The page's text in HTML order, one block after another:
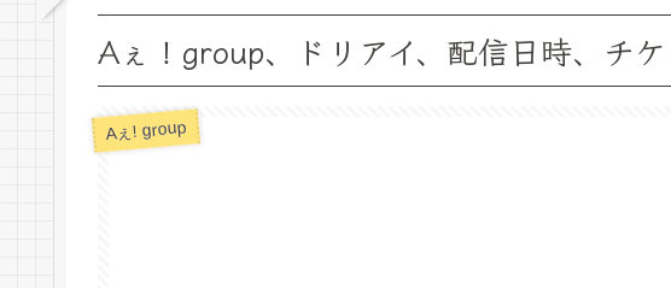
Aぇ！group、ドリアイ、配信日時、チ
Aぇ! group